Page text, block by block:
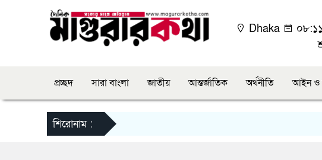
Dhaka
প্রচ্ছদ সারা বাংলা জাতীয় আন্তর্জাতিক অর্থনীতি আইন ও
শিরোনাম :